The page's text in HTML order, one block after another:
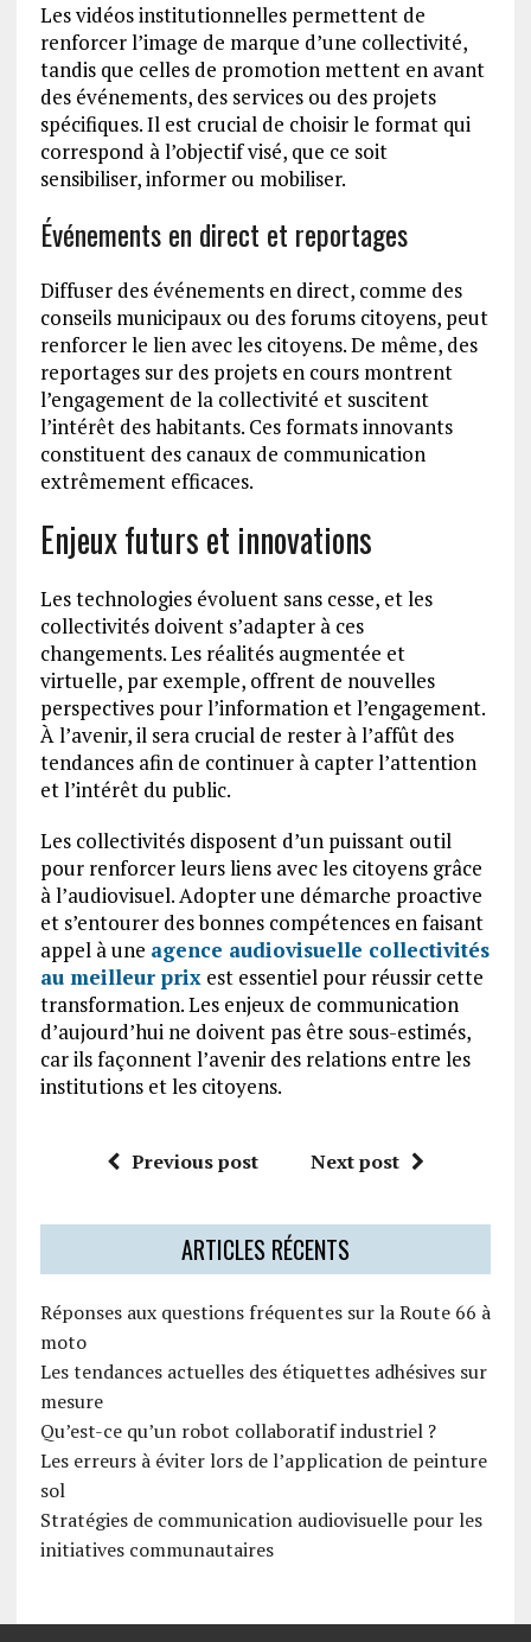
Les vidéos institutionnelles permettent de
renforcer l’image de marque d’une collectivité,
tandis que celles de promotion mettent en avant
des événements, des services ou des projets
spécifiques. Il est crucial de choisir le format qui
correspond à l’objectif visé, que ce soit
sensibiliser, informer ou mobiliser.
Événements en direct et reportages
Diffuser des événements en direct, comme des
conseils municipaux ou des forums citoyens, peut
renforcer le lien avec les citoyens. De même, des
reportages sur des projets en cours montrent
l’engagement de la collectivité et suscitent
l’intérêt des habitants. Ces formats innovants
constituent des canaux de communication
extrêmement efficaces.
Enjeux futurs et innovations
Les technologies évoluent sans cesse, et les
collectivités doivent s’adapter à ces
changements. Les réalités augmentée et
virtuelle, par exemple, offrent de nouvelles
perspectives pour l’information et l’engagement.
À l’avenir, il sera crucial de rester à l’affût des
tendances afin de continuer à capter l’attention
et l’intérêt du public.
Les collectivités disposent d’un puissant outil
pour renforcer leurs liens avec les citoyens grâce
à l’audiovisuel. Adopter une démarche proactive
et s’entourer des bonnes compétences en faisant
appel à une agence audiovisuelle collectivités
au meilleur prixest essentiel pour réussir cette
transformation. Les enjeux de communication
d’aujourd’hui ne doivent pas être sous-estimés,
car ils façonnent l’avenir des relations entre les
institutions et les citoyens.
Previous post Next post
ARTICLES RÉCENTS
Réponses aux questions fréquentes sur la Route 66 à
moto
Les tendances actuelles des étiquettes adhésives sur
mesure
Qu’est-ce qu’un robot collaboratif industriel ?
Les erreurs à éviter lors de l’application de peinture
sol
Stratégies de communication audiovisuelle pour les
initiatives communautaires